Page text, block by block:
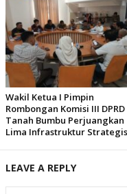
Wakil Ketua I Pimpin
Rombongan Komisi III DPRD
Tanah Bumbu Perjuangkan
Lima Infrastruktur Strategis
LEAVE A REPLY